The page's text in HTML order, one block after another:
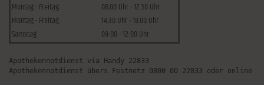
Montag - Freitag
08.00 Uhr - 12.30 Uhr
Montag - Freitag
14.30 Uhr - 18.00 Uhr
Samstag
09:00 - 12:00 Uhr
Apothekennotdienst via Handy 22833
Apothekennotdienst übers Festnetz 0800 00 22833 oder online